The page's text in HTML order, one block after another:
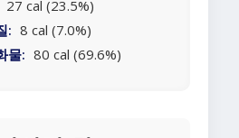
27 cal (23.5%)
: 8 cal (7.0%)
물: 80 cal (69.6%)